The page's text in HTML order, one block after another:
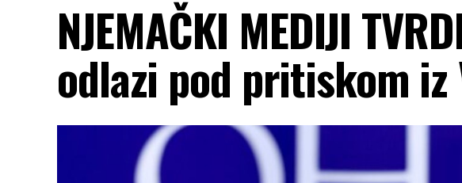
NJEMAČKI MEDIJI
odlazi pod pritiskom iz